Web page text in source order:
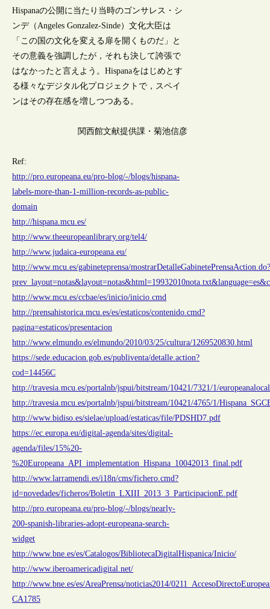
Hispanaの公開に当たり当時のゴンサレス・シ
ンデ（Angeles Gonzalez-Sinde）文化大臣は
「この国の文化を変える扉を開くものだ」と
その意義を強調したが，それも決して誇張で
はなかったと言えよう。Hispanaをはじめとす
る様々なデジタル化プロジェクトで，スペイ
ンはその存在感を増しつつある。
関西館文献提供課・菊池信彦
Ref:
http://pro.europeana.eu/pro-blog/-/blogs/hispana-
labels-more-than-1-million-records-as-public-
domain
http://hispana.mcu.es/
http://www.theeuropeanlibrary.org/tel4/
http://www.judaica-europeana.eu/
http://www.mcu.es/gabineteprensa/
http://www.mcu.es/ccbae/es/inicio/inicio.cmd
http://prensahistorica.mcu.es/es/estaticos/contenido.cmd?
pagina=estaticos/presentacion
http://www.elmundo.es/elmundo/2010/03/25/cultura/1269520830.html
https://sede.educacion.gob.es/publiventa/detalle.action?
cod=14456C
http://travesia.mcu.es/portalnb/jspui/bitstream/10421/7321/1/
http://travesia.mcu.es/portalnb/jspui/bitstream/10421/4765/1/
http://www.bidiso.es/sielae/upload/estaticas/file/PDSHD7.pdf
https://ec.europa.eu/digital-agenda/sites/digital-
agenda/files/15%20-
%20Europeana_API_implementation_Hispana_10042013_final.pdf
http://www.larramendi.es/i18n/cms/fichero.cmd?
id=novedades/ficheros/Boletin_LXIII_2013_3_ParticipacionE.pdf
http://pro.europeana.eu/pro-blog/-/blogs/nearly-
200-spanish-libraries-adopt-europeana-search-
widget
http://www.bne.es/es/Catalogos/BibliotecaDigitalHispanica/Inicio/
http://www.iberoamericadigital.net/
http://www.bne.es/es/AreaPrensa/noticias2014/
CA1785